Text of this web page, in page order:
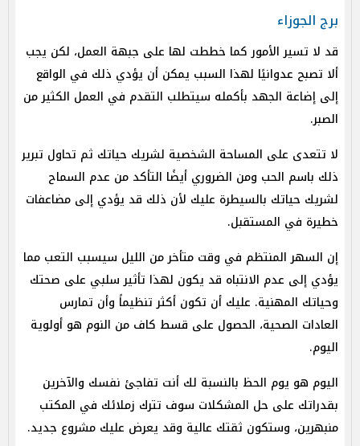
برج الجوزاء
قد لا تسير الأمور كما خططت لها على جبهة العمل، لكن يجب
ألا تصبح عدوانيًا لهذا السبب يمكن أن يؤدي ذلك في الواقع
إلى إضاعة الجهد بأكمله سيتطلب التقدم في العمل الكثير من
الصبر.
لا تتعدى على المساحة الشخصية لشريك حياتك ثم تحاول تبرير
ذلك باسم الحب ومن الضروري أيضًا التأكد من عدم السماح
لشريك حياتك بالسيطرة عليك لأن ذلك قد يؤدي إلى مضاعفات
خطيرة في المستقبل.
إن السهر المنتظم في وقت متأخر من الليل سيسبب التعب مما
يؤدي إلى عدم الانتباه قد يكون لهذا تأثير سلبي على صحتك
وحياتك المهنية. عليك أن تكون أكثر تنظيماً وأن تمارس
العادات الصحية، الحصول على قسط كاف من النوم هو أولوية
اليوم.
اليوم هو يوم الحظ بالنسبة لك أنت تفاجئ نفسك والآخرين
بقدراتك على حل المشكلات سوف تترك زملائك في المكتب
منبهرين، وستكون ثقتك عالية وقد يعرض عليك مشروع جديد.